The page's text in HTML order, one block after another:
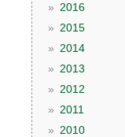
2016
2015
2014
2013
2012
2011
2010